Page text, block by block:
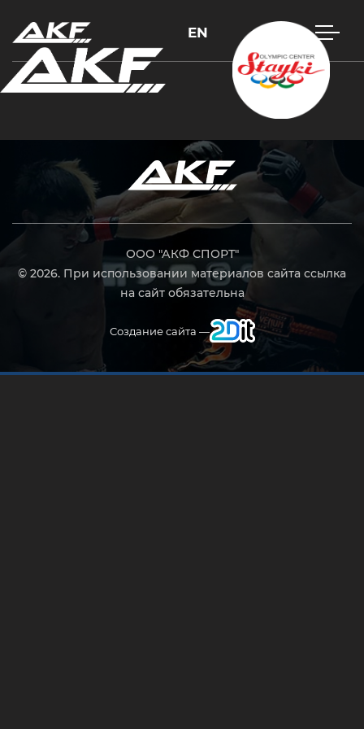
EN
ООО "АКФ СПОРТ"
© 2026. При использовании материалов сайта ссылка
на сайт обязательна
Создание сайта —
Нажмите Enter для поиска или Esc, чтобы закрыть